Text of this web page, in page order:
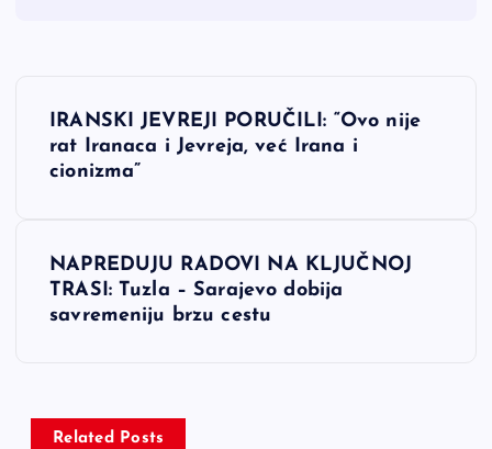
N
c
IRANSKI JEVREJI PORUČILI: “Ovo nije
rat Iranaca i Jevreja, već Irana i
cionizma”
NAPREDUJU RADOVI NA KLJUČNOJ
TRASI: Tuzla – Sarajevo dobija
savremeniju brzu cestu
Related Posts